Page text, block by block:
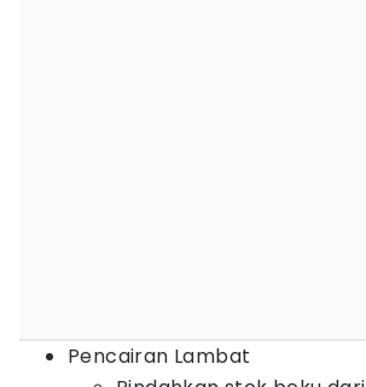
Pencairan Lambat